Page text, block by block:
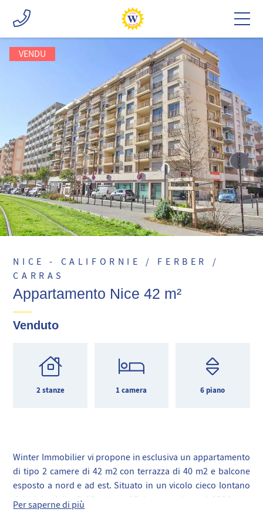
VENDU
NICE - CALIFORNIE / FERBER /
CARRAS
Appartamento Nice 42 m²
Venduto
2 stanze 1 camera 6 piano
Winter Immobilier vi propone in esclusiva un appartamento
di tipo 2 camere di 42 m2 con terrazza di 40 m2 e balcone
esposto a nord e ad est. Situato in un vicolo cieco lontano
dal viale della California, edificio costruito nel 1994 con
ascensore, videosorveglianza, ai piedi dei negozi, tram e
Per saperne di più